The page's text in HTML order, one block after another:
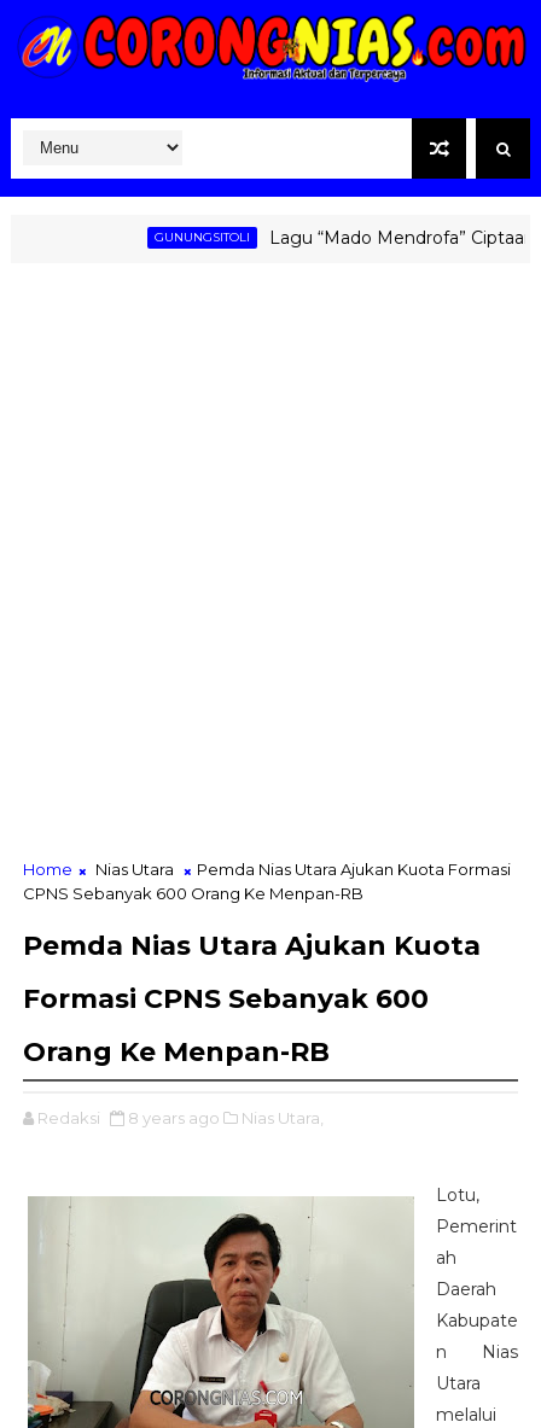
GUNUNGSITOLI Lagu “Mado Mendrofa” Ciptaan
Home Nias Utara
Pemda Nias Utara Ajukan Kuota Formasi
CPNS Sebanyak 600 Orang Ke Menpan-RB
Pemda Nias Utara Ajukan Kuota
Formasi CPNS Sebanyak 600
Orang Ke Menpan-RB
Redaksi 8 years ago Nias Utara,
Lotu,
Pemerint
ah
Daerah
Kabupate
n Nias
Utara
melalui